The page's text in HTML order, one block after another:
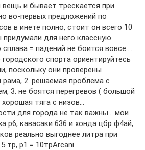
вещь и бывает трескается при
во-первых предложений по
в инете полно, стоит он всего 10
для него классную
= падений не боится вовсе….
спорта ориентируйтесь
поскольку они проверены
рама, 2. решаемая проблема с
3. не боятся перегревов ( большой
тяга с низов…
для города не так важны… мои
р6, кавасаки 636 и хонда цбр ф4ай,
реально выгоднее литра при
тр, р1 = 10трArcani